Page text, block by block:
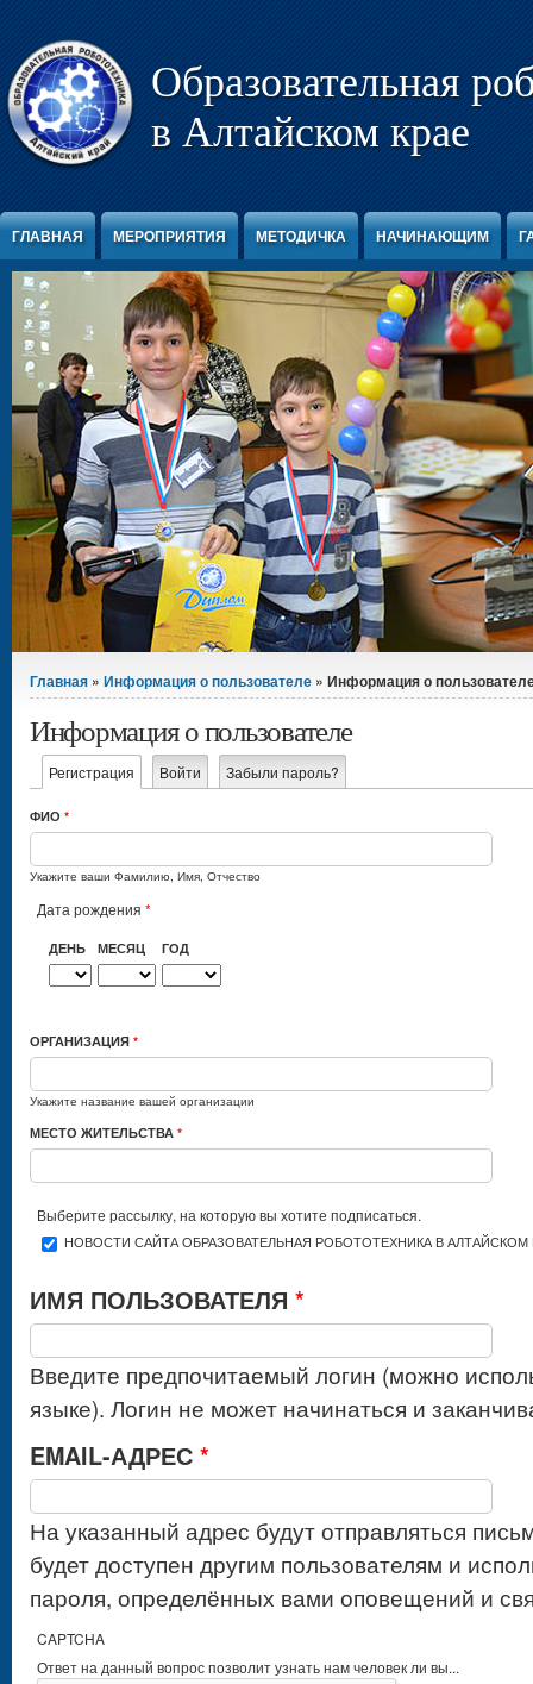
Образовательная
в Алтайском крае
ГЛАВНАЯ МЕРОПРИЯТИЯ МЕТОДИЧКА НАЧИНАЮЩИМ
Вы здесь
Главная » Информация о пользователе » Информация о
Информация о пользователе
Главные вкладки
Регистрация (активная вкладка)
Войти Забыли пароль?
ФИО *
Укажите ваши Фамилию, Имя, Отчество
Дата рождения *
ДЕНЬ МЕСЯЦ ГОД
ОРГАНИЗАЦИЯ *
Укажите название вашей организации
МЕСТО ЖИТЕЛЬСТВА *
Выберите рассылку, на которую вы хотите подписаться.
НОВОСТИ САЙТА ОБРАЗОВАТЕЛЬНАЯ РОБОТОТЕХНИКА В АЛТАЙСКОМ
ИМЯ ПОЛЬЗОВАТЕЛЯ *
Введите предпочитаемый логин (можно
языке). Логин не может начинаться и
EMAIL-АДРЕС *
На указанный адрес будут отправляться
будет доступен другим пользователям и
пароля, определённых вами оповещений и
CAPTCHA
Ответ на данный вопрос позволит узнать нам человек ли вы...